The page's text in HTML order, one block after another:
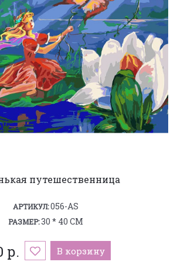
путешественница
АРТИКУЛ:056-AS
РАЗМЕР:30 * 40 СМ
р. В корзину